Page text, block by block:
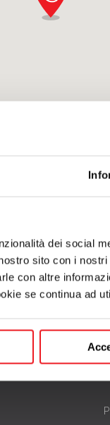
dei social
sito con i
con altre
se continua ad